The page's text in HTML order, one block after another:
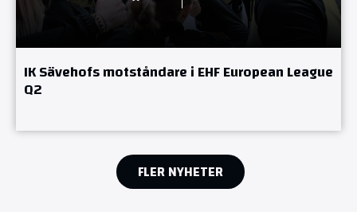
IK Sävehofs motståndare i EHF European League
Q2
FLER NYHETER